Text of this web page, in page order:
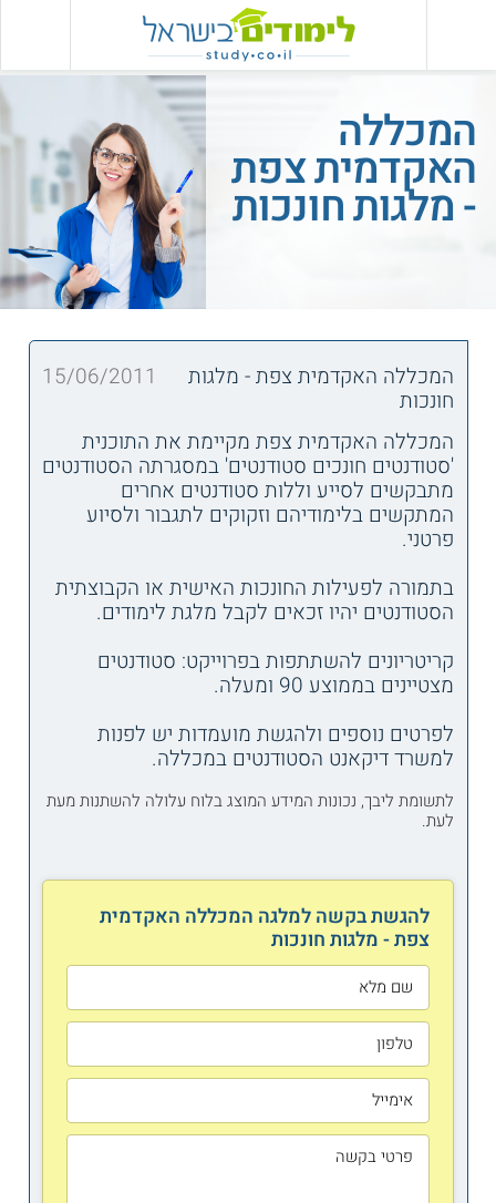
המכללה
האקדמית צפת
- מלגות חונכות
המכללה האקדמית צפת - מלגות
חונכות
15/06/2011
המכללה האקדמית צפת מקיימת את התוכנית
'סטודנטים חונכים סטודנטים' במסגרתה הסטודנטים
מתבקשים לסייע וללות סטודנטים אחרים
המתקשים בלימודיהם וזקוקים לתגבור ולסיוע
פרטני.
בתמורה לפעילות החונכות האישית או הקבוצתית
הסטודנטים יהיו זכאים לקבל מלגת לימודים.
קריטריונים להשתתפות בפרוייקט: סטודנטים
מצטיינים בממוצע 90 ומעלה.
לפרטים נוספים ולהגשת מועמדות יש לפנות
למשרד דיקאנט הסטודנטים במכללה.
לתשומת ליבך, נכונות המידע המוצג בלוח עלולה להשתנות מעת
לעת.
להגשת בקשה למלגה המכללה האקדמית
צפת - מלגות חונכות